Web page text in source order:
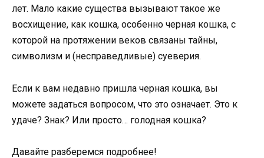
лет. Мало какие существа вызывают такое же
восхищение, как кошка, особенно черная кошка, с
которой на протяжении веков связаны тайны,
символизм и (несправедливые) суеверия.
Если к вам недавно пришла черная кошка, вы
можете задаться вопросом, что это означает. Это к
удаче? Знак? Или просто… голодная кошка?
Давайте разберемся подробнее!